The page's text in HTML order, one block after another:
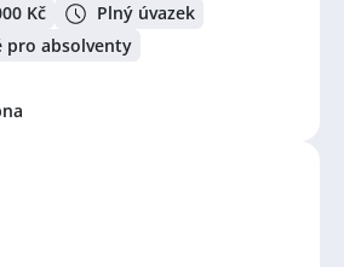
Kč
Plný úvazek
pro absolventy